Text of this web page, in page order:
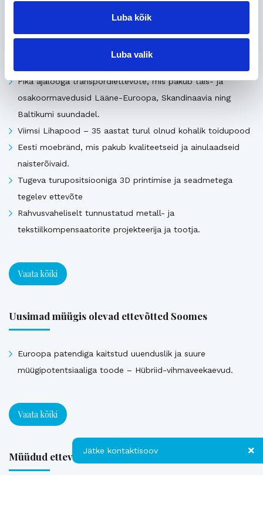
Luba kõik
Luba valik
Uusimad müügis olevad ettevõtted Eestis
Pika ajalooga transpordiettevõte, mis pakub täis- ja
osakoormavedusid Lääne-Euroopa, Skandinaavia ning
Baltikumi suundadel.
Viimsi Lihapood – 35 aastat turul olnud kohalik toidupood
Eesti moebränd, mis pakub kvaliteetseid ja ainulaadseid
naisterõivaid.
Tugeva turupositsiooniga 3D printimise ja seadmetega
tegelev ettevõte
Rahvusvaheliselt tunnustatud metall- ja
tekstiilkompensaatorite projekteerija ja tootja.
Vaata kõiki
Uusimad müügis olevad ettevõtted Soomes
Euroopa patendiga kaitstud uuenduslik ja suure
müügipotentsiaaliga toode – Hübriid-vihmaveekaevud.
Vaata kõiki
Müüdud ettevõttedJätke kontaktisoov